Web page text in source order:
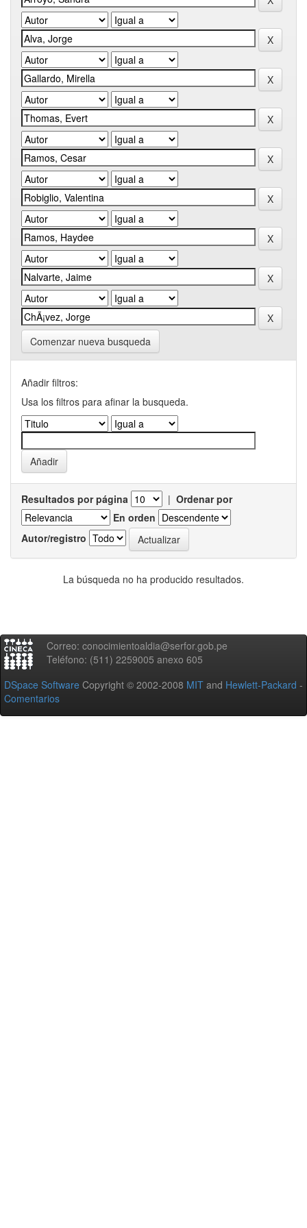
Comenzar nueva busqueda
Añadir filtros:
Usa los filtros para afinar la busqueda.
Resultados por página | Ordenar por
En orden
Autor/registro
La búsqueda no ha producido resultados.
Correo: conocimientoaldia@serfor.gob.pe
Teléfono: (511) 2259005 anexo 605
DSpace Software Copyright © 2002-2008 MIT and Hewlett-Packard -
Comentarios